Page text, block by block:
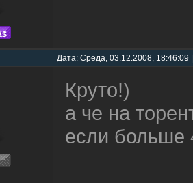
Дата: Среда, 03.12.2008,
Круто!)
а че на
если больше